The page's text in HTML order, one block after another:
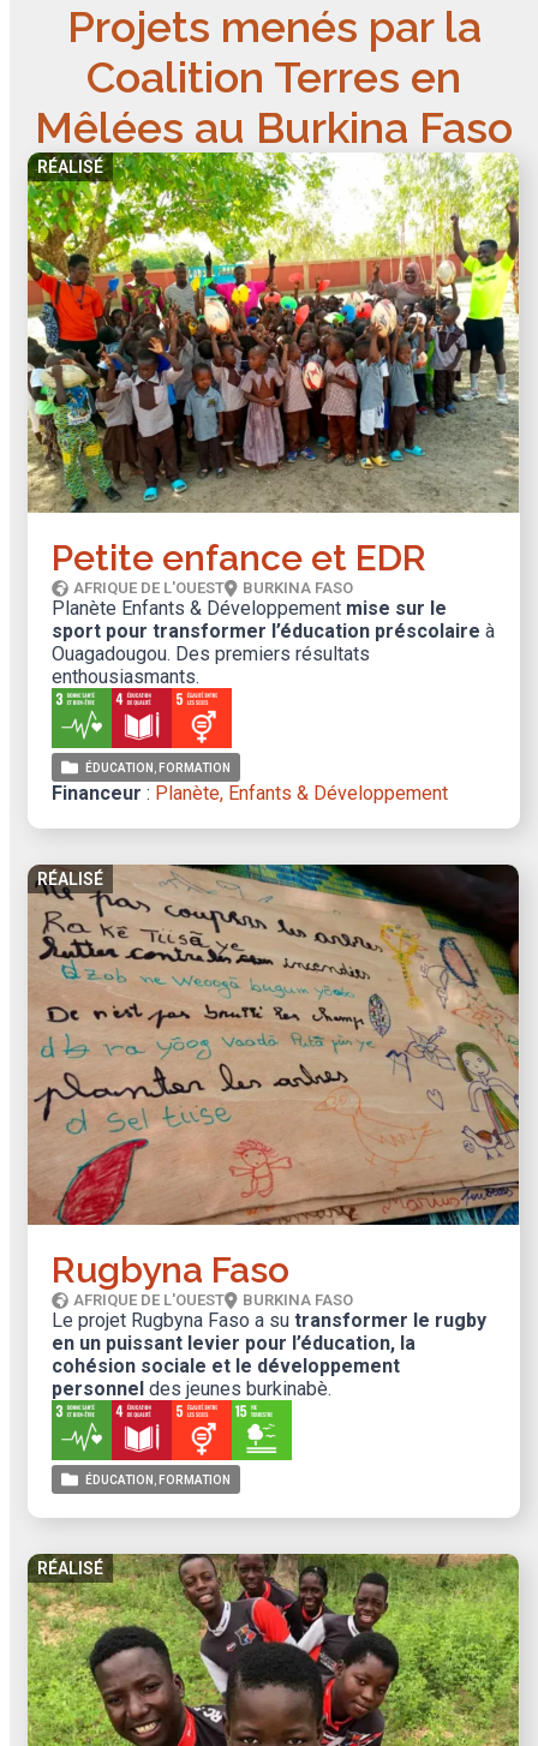
Projets menés par la
Coalition Terres en
Mêlées au Burkina Faso
RÉALISÉ
Petite enfance et EDR
AFRIQUE DE L'OUEST BURKINA FASO
Planète Enfants & Développement mise sur le
sport pour transformer l’éducation préscolaire à
Ouagadougou. Des premiers résultats
enthousiasmants.
ÉDUCATION FORMATION
Financeur : Planète, Enfants & Développement
RÉALISÉ
Rugbyna Faso
AFRIQUE DE L'OUEST BURKINA FASO
Le projet Rugbyna Faso a su transformer le rugby
en un puissant levier pour l’éducation, la
cohésion sociale et le développement
personnel des jeunes burkinabè.
ÉDUCATION FORMATION
RÉALISÉ